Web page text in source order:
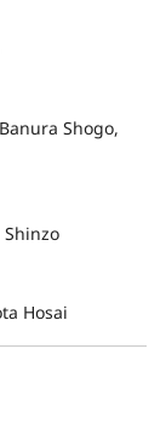
Shogo,
Hosai